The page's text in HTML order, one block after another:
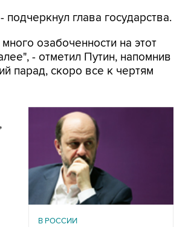
глава государства.
озабоченности на этот
- отметил Путин, напомнив
парад, скоро все к чертям
В РОССИИ